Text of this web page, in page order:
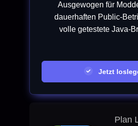
Ausgewogen für
dauerhaften Public-
volle getestete Java-
Jetzt
Plan